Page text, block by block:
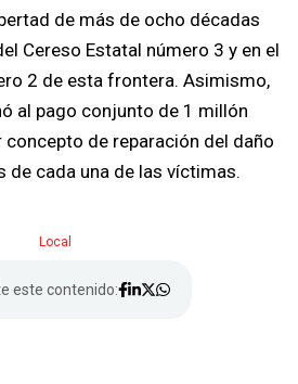
de más de ocho décadas
Cereso Estatal número 3 y en el
2 de esta frontera. Asimismo,
al pago conjunto de 1 millón
de reparación del daño
de cada una de las víctimas.
este contenido:
Local